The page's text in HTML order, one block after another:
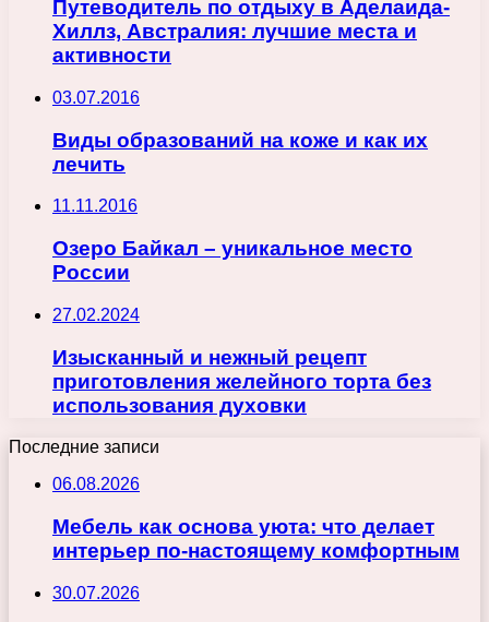
Путеводитель по отдыху в Аделаида-
Хиллз, Австралия: лучшие места и
активности
03.07.2016
Виды образований на коже и как их
лечить
11.11.2016
Озеро Байкал – уникальное место
России
27.02.2024
Изысканный и нежный рецепт
приготовления желейного торта без
использования духовки
Последние записи
06.08.2026
Мебель как основа уюта: что делает
интерьер по-настоящему комфортным
30.07.2026